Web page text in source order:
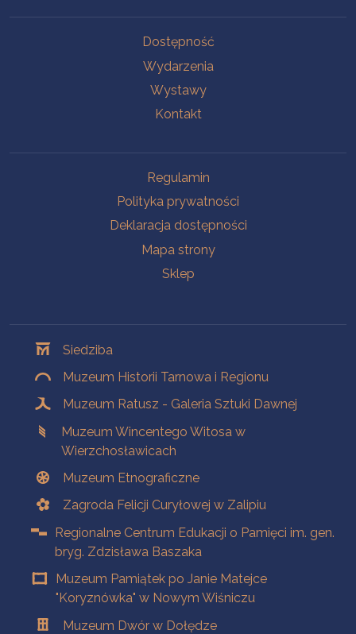
Dostępność
Wydarzenia
Wystawy
Kontakt
Regulamin
Polityka prywatności
Deklaracja dostępności
Mapa strony
Sklep
Siedziba
Muzeum Historii Tarnowa i Regionu
Muzeum Ratusz - Galeria Sztuki Dawnej
Muzeum Wincentego Witosa w
Wierzchosławicach
Muzeum Etnograficzne
Zagroda Felicji Curyłowej w Zalipiu
Regionalne Centrum Edukacji o Pamięci im. gen.
bryg. Zdzisława Baszaka
Muzeum Pamiątek po Janie Matejce
"Koryznówka" w Nowym Wiśniczu
Muzeum Dwór w Dołędze